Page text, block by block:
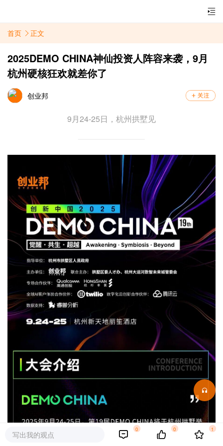
首页 正文
2025DEMO CHINA神仙投资人阵容来袭，9月
杭州硬核狂欢就差你了
创业邦
9月24-25日，杭州拱墅见
写出我的观点
0 0 1